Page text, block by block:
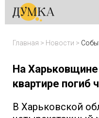
Главная > Новости >
На
квартире погиб
В Харьковской